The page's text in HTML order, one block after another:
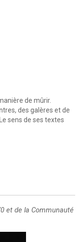
de mûrir.
des galères et de
sens de ses textes
et de la Communauté